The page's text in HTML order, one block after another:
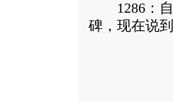
1286：自
碑，现在说